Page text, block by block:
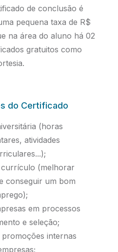
de conclusão é
pequena taxa de R$
na área do aluno há 02
gratuitos como
do Certificado
(horas
atividades
(melhorar
conseguir um bom
em processos
e seleção;
internas